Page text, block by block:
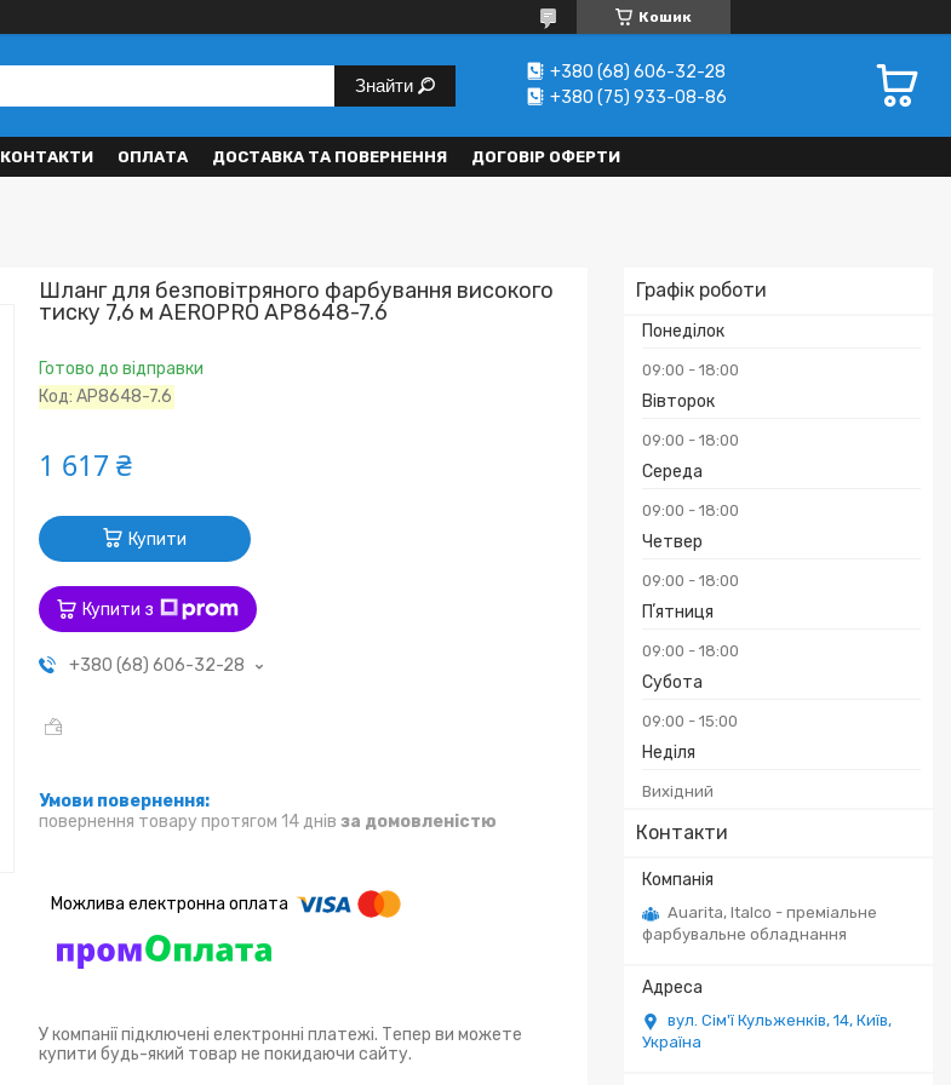
Кошик
Знайти
+380 (68) 606-32-28
+380 (75) 933-08-86
КОНТАКТИ ОПЛАТА ДОСТАВКА ТА ПОВЕРНЕННЯ ДОГОВІР ОФЕРТИ
Графік роботи
Понеділок
09:00 18:00
Вівторок
09:00 18:00
Середа
09:00 18:00
Четвер
09:00 18:00
Пʼятниця
09:00 18:00
Субота
09:00 15:00
Неділя
Вихідний
Контакти
Auarita, Italco - преміальне
фарбувальне обладнання
вул. Сім'ї Кульженків, 14, Київ,
Україна
Шланг для безповітряного фарбування високого
тиску 7,6 м AEROPRO AP8648-7.6
Готово до відправки
Код:AP8648-7.6
1 617 ₴
Купити
Купити з
+380 (68) 606-32-28
повернення товару протягом 14 днів за домовленістю
У компанії підключені електронні платежі. Тепер ви можете
купити будь-який товар не покидаючи сайту.